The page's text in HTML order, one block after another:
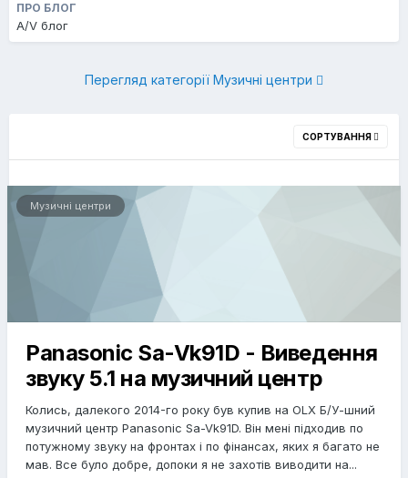
ПРО БЛОГ
A/V блог
Перегляд категорії Музичні центри
СОРТУВАННЯ
Музичні центри
Panasonic Sa-Vk91D - Виведення
звуку 5.1 на музичний центр
Колись, далекого 2014-го року був купив на OLX Б/У-шний
музичний центр Panasonic Sa-Vk91D. Він мені підходив по
потужному звуку на фронтах і по фінансах, яких я багато не
мав. Все було добре, допоки я не захотів виводити на...